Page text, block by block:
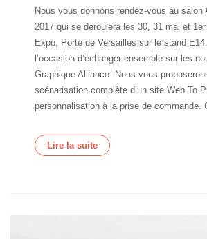
Nous vous donnons rendez-vous au salon
2017 qui se déroulera les 30, 31 mai et
Expo, Porte de Versailles sur le stand
l’occasion d’échanger ensemble sur les
Graphique Alliance. Nous vous
scénarisation complète d’un site Web To
personnalisation à la prise de commande.
Lire la suite